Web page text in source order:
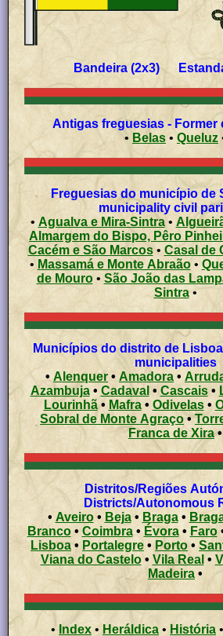
Bandeira (2x3)
Antigas freguesias - Former
• Belas • Queluz
Freguesias do município de
municipality civil
• Agualva e Mira-Sintra•
Almargem do Bispo, Pêro
Cacém e São Marcos• Casal de
• Massamá e Monte Abraão•
de Mouro• São João das
Sintra•
Municípios do distrito de
municipalities
• Alenquer • Amadora •
Azambuja• Cadaval • Cascais•
Lourinhã• Mafra• Odivelas•
Sobral de Monte Agraço•
Franca de Xira•
Distritos/Regiões
Districts/Autonomous
• Aveiro• Beja• Braga•
Branco• Coimbra• Évora• Faro
Lisboa•Portalegre •Porto •
Viana do Castelo• Vila Real •
Madeira •
• Index • Heráldica • História •